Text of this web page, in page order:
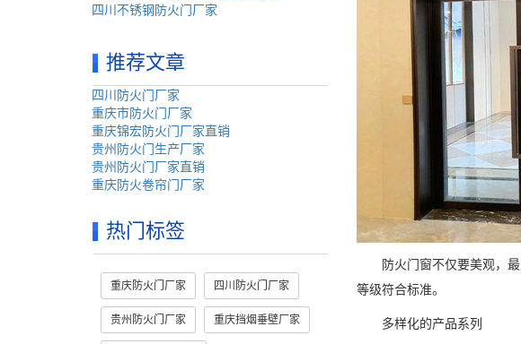
防火门窗不仅要美观，最
等级符合标准。
多样化的产品系列
四川不锈钢防火门厂家
推荐文章
四川防火门厂家
重庆市防火门厂家
重庆锦宏防火门厂家直销
贵州防火门生产厂家
贵州防火门厂家直销
重庆防火卷帘门厂家
热门标签
重庆防火门厂家 四川防火门厂家
贵州防火门厂家 重庆挡烟垂壁厂家